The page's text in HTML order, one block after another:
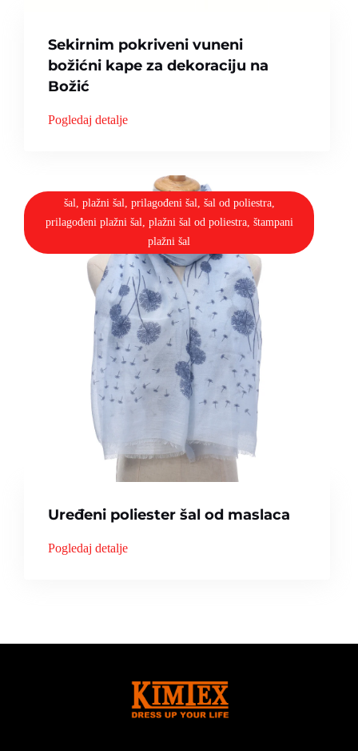
Sekirnim pokriveni vuneni
božićni kape za dekoraciju na
Božić
Pogledaj detalje
šal, plažni šal, prilagođeni šal, šal od poliestra,
prilagođeni plažni šal, plažni šal od poliestra, štampani
plažni šal
Uređeni poliester šal od maslaca
Pogledaj detalje